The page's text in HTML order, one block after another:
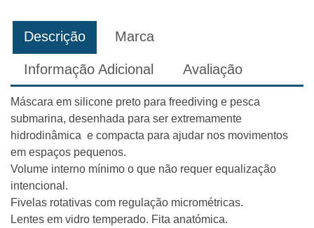
Descrição Marca
Informação Adicional Avaliação
Máscara em silicone preto para freediving e pesca
submarina, desenhada para ser extremamente
hidrodinâmica e compacta para ajudar nos movimentos
em espaços pequenos.
Volume interno mínimo o que não requer equalização
intencional.
Fivelas rotativas com regulação micrométricas.
Lentes em vidro temperado. Fita anatómica.